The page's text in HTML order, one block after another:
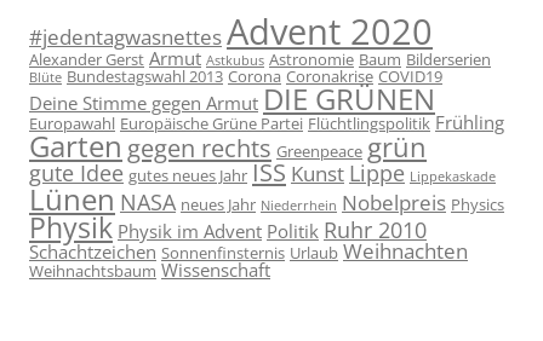
#jedentagwasnettesAdvent 2020
Alexander Gerst Armut Astkubus Astronomie Baum Bilderserien
Blüte Bundestagswahl 2013 Corona Coronakrise COVID19
Deine Stimme gegen Armut DIE GRÜNEN
Europawahl Europäische Grüne Partei Flüchtlingspolitik Frühling
Garten gegen rechts Greenpeace grün
gute Idee gutes neues Jahr ISS Kunst Lippe Lippekaskade
Lünen NASA neues Jahr Niederrhein Nobelpreis Physics
Physik Physik im Advent Politik Ruhr 2010
Schachtzeichen Sonnenfinsternis Urlaub Weihnachten
Weihnachtsbaum Wissenschaft